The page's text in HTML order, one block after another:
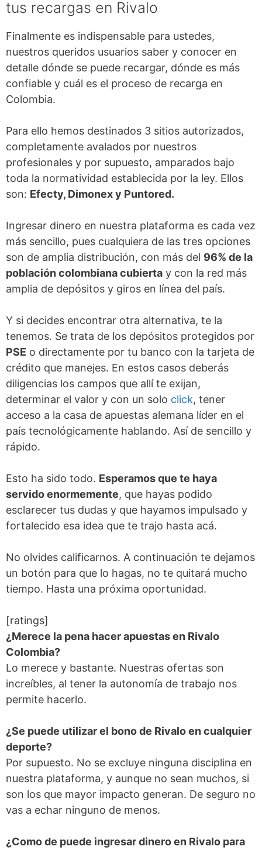
tus recargas en Rivalo
Finalmente es indispensable para ustedes,
nuestros queridos usuarios saber y conocer en
detalle dónde se puede recargar, dónde es más
confiable y cuál es el proceso de recarga en
Colombia.
Para ello hemos destinados 3 sitios autorizados,
completamente avalados por nuestros
profesionales y por supuesto, amparados bajo
toda la normatividad establecida por la ley. Ellos
son: Efecty, Dimonex y Puntored.
Ingresar dinero en nuestra plataforma es cada vez
más sencillo, pues cualquiera de las tres opciones
son de amplia distribución, con más del 96% de la
población colombiana cubierta y con la red más
amplia de depósitos y giros en línea del país.
Y si decides encontrar otra alternativa, te la
tenemos. Se trata de los depósitos protegidos por
PSE o directamente por tu banco con la tarjeta de
crédito que manejes. En estos casos deberás
diligencias los campos que allí te exijan,
determinar el valor y con un solo click, tener
acceso a la casa de apuestas alemana líder en el
país tecnológicamente hablando. Así de sencillo y
rápido.
Esto ha sido todo. Esperamos que te haya
servido enormemente, que hayas podido
esclarecer tus dudas y que hayamos impulsado y
fortalecido esa idea que te trajo hasta acá.
No olvides calificarnos. A continuación te dejamos
un botón para que lo hagas, no te quitará mucho
tiempo. Hasta una próxima oportunidad.
[ratings]
¿Merece la pena hacer apuestas en Rivalo
Colombia?
Lo merece y bastante. Nuestras ofertas son
increíbles, al tener la autonomía de trabajo nos
permite hacerlo.
¿Se puede utilizar el bono de Rivalo en cualquier
deporte?
Por supuesto. No se excluye ninguna disciplina en
nuestra plataforma, y aunque no sean muchos, si
son los que mayor impacto generan. De seguro no
vas a echar ninguno de menos.
¿Como de puede ingresar dinero en Rivalo para